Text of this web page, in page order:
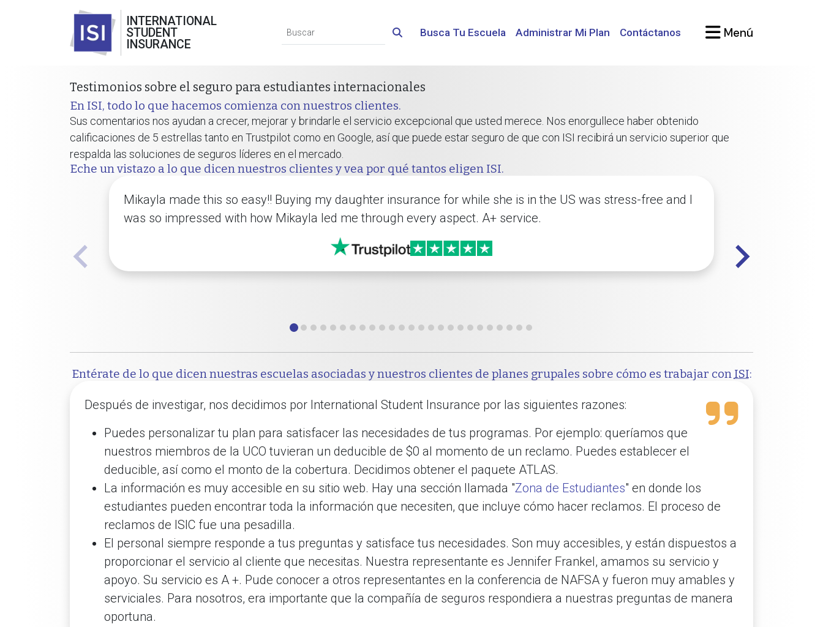
INTERNATIONAL
STUDENT
INSURANCE
Busca Tu Escuela Administrar Mi Plan Contáctanos Menú
Testimonios sobre el seguro para estudiantes internacionales
En ISI, todo lo que hacemos comienza con nuestros clientes.
Sus comentarios nos ayudan a crecer, mejorar y brindarle el servicio excepcional que usted merece. Nos enorgullece haber obtenido
calificaciones de 5 estrellas tanto en Trustpilot como en Google, así que puede estar seguro de que con ISI recibirá un servicio superior que
respalda las soluciones de seguros líderes en el mercado.
Eche un vistazo a lo que dicen nuestros clientes y vea por qué tantos eligen ISI.
Mikayla made this so easy!! Buying my daughter insurance for while she is in the US was stress-free and I
was so impressed with how Mikayla led me through every aspect. A+ service.
Entérate de lo que dicen nuestras escuelas asociadas y nuestros clientes de planes grupales sobre cómo es trabajar con ISI:
Después de investigar, nos decidimos por International Student Insurance por las siguientes razones:
Puedes personalizar tu plan para satisfacer las necesidades de tus programas. Por ejemplo: queríamos que
nuestros miembros de la UCO tuvieran un deducible de $0 al momento de un reclamo. Puedes establecer el
deducible, así como el monto de la cobertura. Decidimos obtener el paquete ATLAS.
La información es muy accesible en su sitio web. Hay una sección llamada "Zona de Estudiantes" en donde los
estudiantes pueden encontrar toda la información que necesiten, que incluye cómo hacer reclamos. El proceso de
reclamos de ISIC fue una pesadilla.
El personal siempre responde a tus preguntas y satisface tus necesidades. Son muy accesibles, y están dispuestos a
proporcionar el servicio al cliente que necesitas. Nuestra representante es Jennifer Frankel, amamos su servicio y
apoyo. Su servicio es A +. Pude conocer a otros representantes en la conferencia de NAFSA y fueron muy amables y
serviciales. Para nosotros, era importante que la compañía de seguros respondiera a nuestras preguntas de manera
oportuna.